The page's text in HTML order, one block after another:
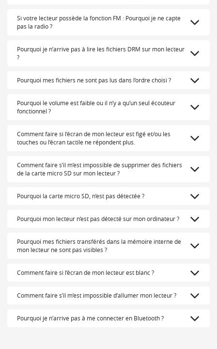
Si votre lecteur possède la fonction FM : Pourquoi je ne capte
pas la radio ?
Pourquoi je n’arrive pas à lire les fichiers DRM sur mon lecteur
?
Pourquoi mes fichiers ne sont pas lus dans l’ordre choisi ?
Pourquoi le volume est faible ou il n’y a qu’un seul écouteur
fonctionnel ?
Comment faire si l’écran de mon lecteur est figé et/ou les
touches ou l’écran tactile ne répondent plus.
Comment faire s’il m’est impossible de supprimer des fichiers
de la carte micro SD sur mon lecteur ?
Pourquoi la carte micro SD, n’est pas détectée ?
Pourquoi mon lecteur n’est pas détecté sur mon ordinateur ?
Pourquoi mes fichiers transférés dans la mémoire interne de
mon lecteur ne sont pas visibles ?
Comment faire si l’écran de mon lecteur est blanc ?
Comment faire s’il m’est impossible d’allumer mon lecteur ?
Pourquoi je n’arrive pas à me connecter en Bluetooth ?